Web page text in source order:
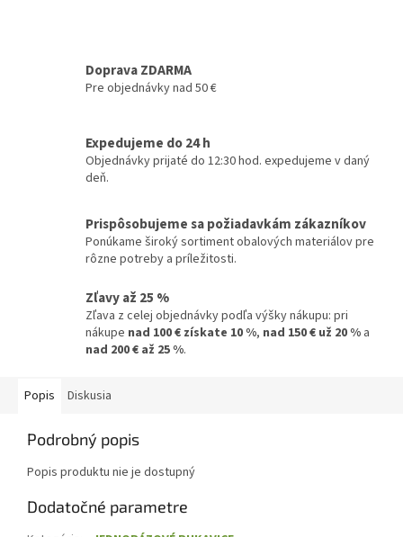
Doprava ZDARMA
Pre objednávky nad 50 €
Expedujeme do 24 h
Objednávky prijaté do 12:30 hod. expedujeme v daný
deň.
Prispôsobujeme sa požiadavkám zákazníkov
Ponúkame široký sortiment obalových materiálov pre
rôzne potreby a príležitosti.
Zľavy až 25 %
Zľava z celej objednávky podľa výšky nákupu: pri
nákupe nad 100 € získate 10 %, nad 150 € už 20 % a
nad 200 € až 25 %.
Popis Diskusia
Podrobný popis
Popis produktu nie je dostupný
Dodatočné parametre